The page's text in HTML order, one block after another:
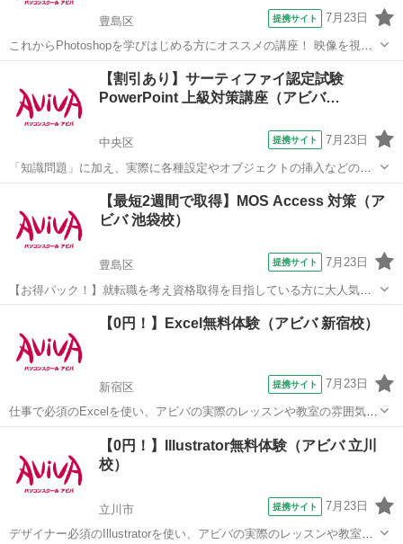
豊島区 提携サイト 7月23日
これからPhotoshopを学びはじめる方にオススメの講座！ 映像を視聴
しながら操作を行い、操作の基本からPhotohopの醍醐味である画像合
成や画像加工のスキルまで学習していきます。 実際の制作時に活かし
やすいよう、「何...
Photoshop
【割引あり】サーティファイ認定試験
PowerPoint 上級対策講座（アビバ…
中央区 提携サイト 7月23日
「知識問題」に加え、実際に各種設定やオブジェクトの挿入などの機
能を駆使したプレゼンテーションを作成する「実技問題」を解くこと
で、実践的な能力を証明できる資格制度の、上級対策講座です。
パワーポイント
【最短2週間で取得】MOS Access 対策（ア
ビバ 池袋校）
豊島区 提携サイト 7月23日
【お得パック！】就転職を考え資格取得を目指している方に大人気の
MOS Accessを短期集中で目指す検定対策の講座です。新規お問い合
わせ頂いた方限定でリーズナブルな受講料で学べる人気講座です！
アクセス
【0円！】Excel無料体験（アビバ 新宿校）
新宿区 提携サイト 7月23日
仕事で必須のExcelを使い、アビバの実際のレッスンや教室の雰囲気を
無料で体験♪ グラフ作成やデータ集計や分析など、知っていると便利
な機能やちょっとしたラク技など、あなたに合ったメニューを体験し
ていただけます！
エクセル
【0円！】Illustrator無料体験（アビバ 立川
校）
立川市 提携サイト 7月23日
デザイナー必須のIllustratorを使い、アビバの実際のレッスンや教室の